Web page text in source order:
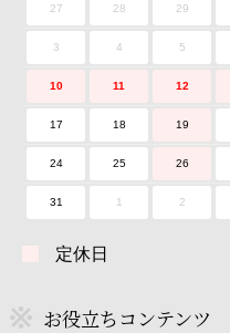
27 28 29
3 4 5
10 11 12
17 18 19
24 25 26
31 1 2
定休日
お役立ちコンテンツ